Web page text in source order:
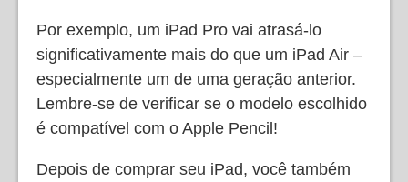
Por exemplo, um iPad Pro vai atrasá-lo
significativamente mais do que um iPad Air –
especialmente um de uma geração anterior.
Lembre-se de verificar se o modelo escolhido
é compatível com o Apple Pencil!
Depois de comprar seu iPad, você também